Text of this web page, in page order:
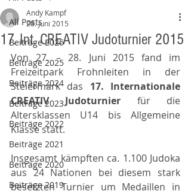
All Posts
Beiträge 2026
Beiträge 2025
Beiträge 2024
Beiträge 2023
Beiträge 2022
Beiträge 2021
Beiträge 2020
Beiträge 2019
17. Int. CREATIV Judoturnier 2015
Andy Kampf
28. Juni 2015
Von 27. – 28. Juni 2015 fand im
Freizeitpark Frohnleiten in der
Steiermark das 17. Internationale
CREATIV Judoturnier für die
Altersklassen U14 bis Allgemeine
Klasse statt.
Insgesamt kämpften ca. 1.100 Judoka
aus 24 Nationen bei diesem stark
besetzten Turnier um Medaillen in